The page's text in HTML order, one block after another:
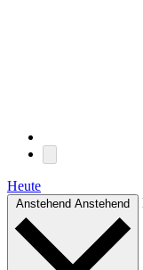
Heute
Anstehend Anstehend